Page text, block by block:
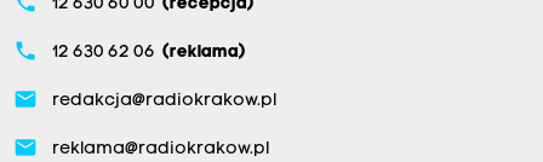
12 630 60 00 (recepcja)
phone 12 630 62 06 (reklama)
email redakcja@radiokrakow.pl
email reklama@radiokrakow.pl